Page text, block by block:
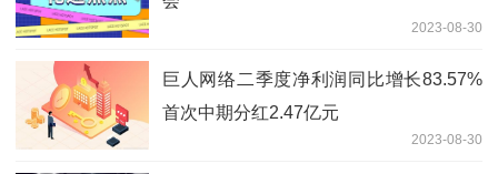
2023-08-30
巨人网络二季度净利润同比增长83.57%
首次中期分红2.47亿元
2023-08-30